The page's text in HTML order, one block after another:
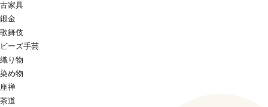
古家具
鍛金
歌舞伎
ビーズ手芸
織り物
染め物
座禅
茶道